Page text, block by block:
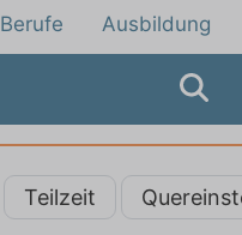
Berufe Ausbildung
Teilzeit